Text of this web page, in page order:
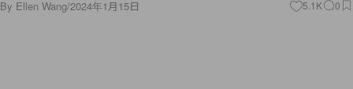
By Ellen Wang/2024年1月15日 5.1K 0